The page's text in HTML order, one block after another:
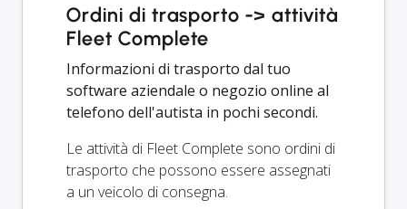
Ordini di trasporto -> attività
Fleet Complete
Informazioni di trasporto dal tuo
software aziendale o negozio online al
telefono dell'autista in pochi secondi.
Le attività di Fleet Complete sono ordini di
trasporto che possono essere assegnati
a un veicolo di consegna.